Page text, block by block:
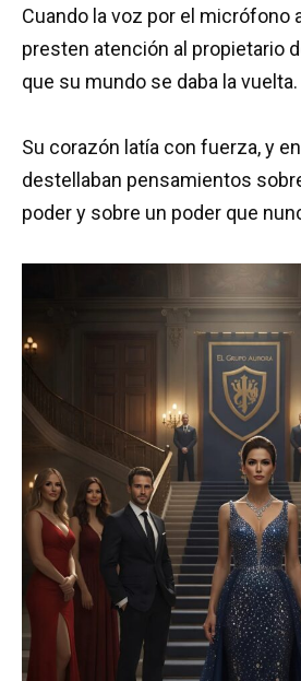
Cuando la voz por el micrófono
presten atención al propietario
que su mundo se daba la vuelta.
Su corazón latía con fuerza, y
destellaban pensamientos
poder y sobre un poder que